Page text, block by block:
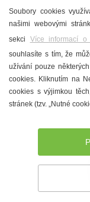
Prohlášení o
Soubory cookies
našimi webovými
sekci Více informací o
souhlasíte s tím, že
užívání pouze
cookies. Kliknutím na
cookies s výjimkou
stránek (tzv. „Nutné